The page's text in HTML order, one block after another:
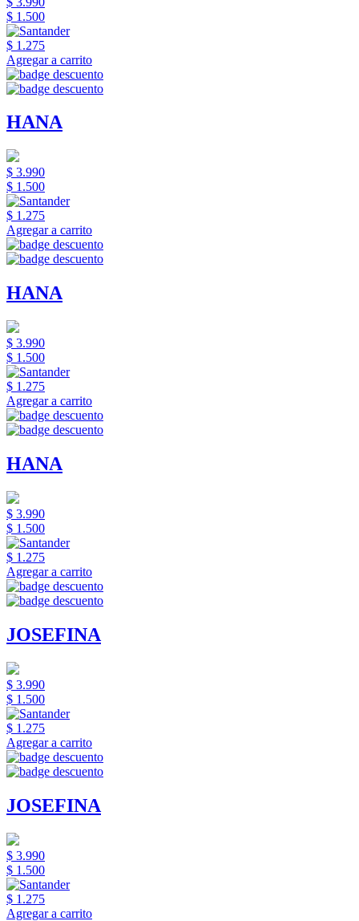
$ 1.500
$ 1.275
Agregar a carrito
HANA
$ 3.990
$ 1.500
$ 1.275
Agregar a carrito
HANA
$ 3.990
$ 1.500
$ 1.275
Agregar a carrito
HANA
$ 3.990
$ 1.500
$ 1.275
Agregar a carrito
JOSEFINA
$ 3.990
$ 1.500
$ 1.275
Agregar a carrito
JOSEFINA
$ 3.990
$ 1.500
$ 1.275
Agregar a carrito